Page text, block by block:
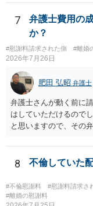
響、離婚・別居の有無
ように、LINEのやり取
ば、原則として不貞慰
がない場合でも、親密
姻共同生活の平穏を害
れることもあります。
の購入事情も含めて説
の相当性を分けて交渉
7
弁護士費用の
か？
#慰謝料請求された側 #離婚
2026年7月26日
肥田 弘昭 弁護士
弁護士さんが動く前に
はしていただけるので
と思いますので、その
8 不倫していた
#不倫慰謝料 #慰謝料請求さ
#離婚の慰謝料